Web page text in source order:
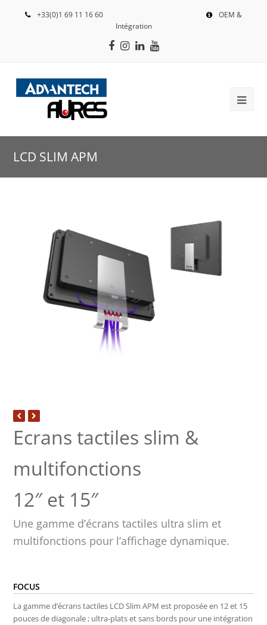
+33(0)1 69 11 16 60
OEM &
Intégration
Facebook
Instagram
LinkedIn
Youtube
LCD SLIM APM
Ecrans tactiles slim &
multifonctions
12″ et 15″
Une gamme d’écrans tactiles ultra slim et
multifonctions pour l’affichage dynamique.
FOCUS
La gamme d’écrans tactiles LCD Slim APM est proposée en 12 et 15
pouces de diagonale ; ultra-plats et sans bords pour une intégration